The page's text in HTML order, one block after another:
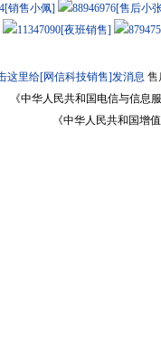
[销售小佩]
[售后小
[夜班销售]
售
《中华人民共和国电信与信息
《中华人民共和国增